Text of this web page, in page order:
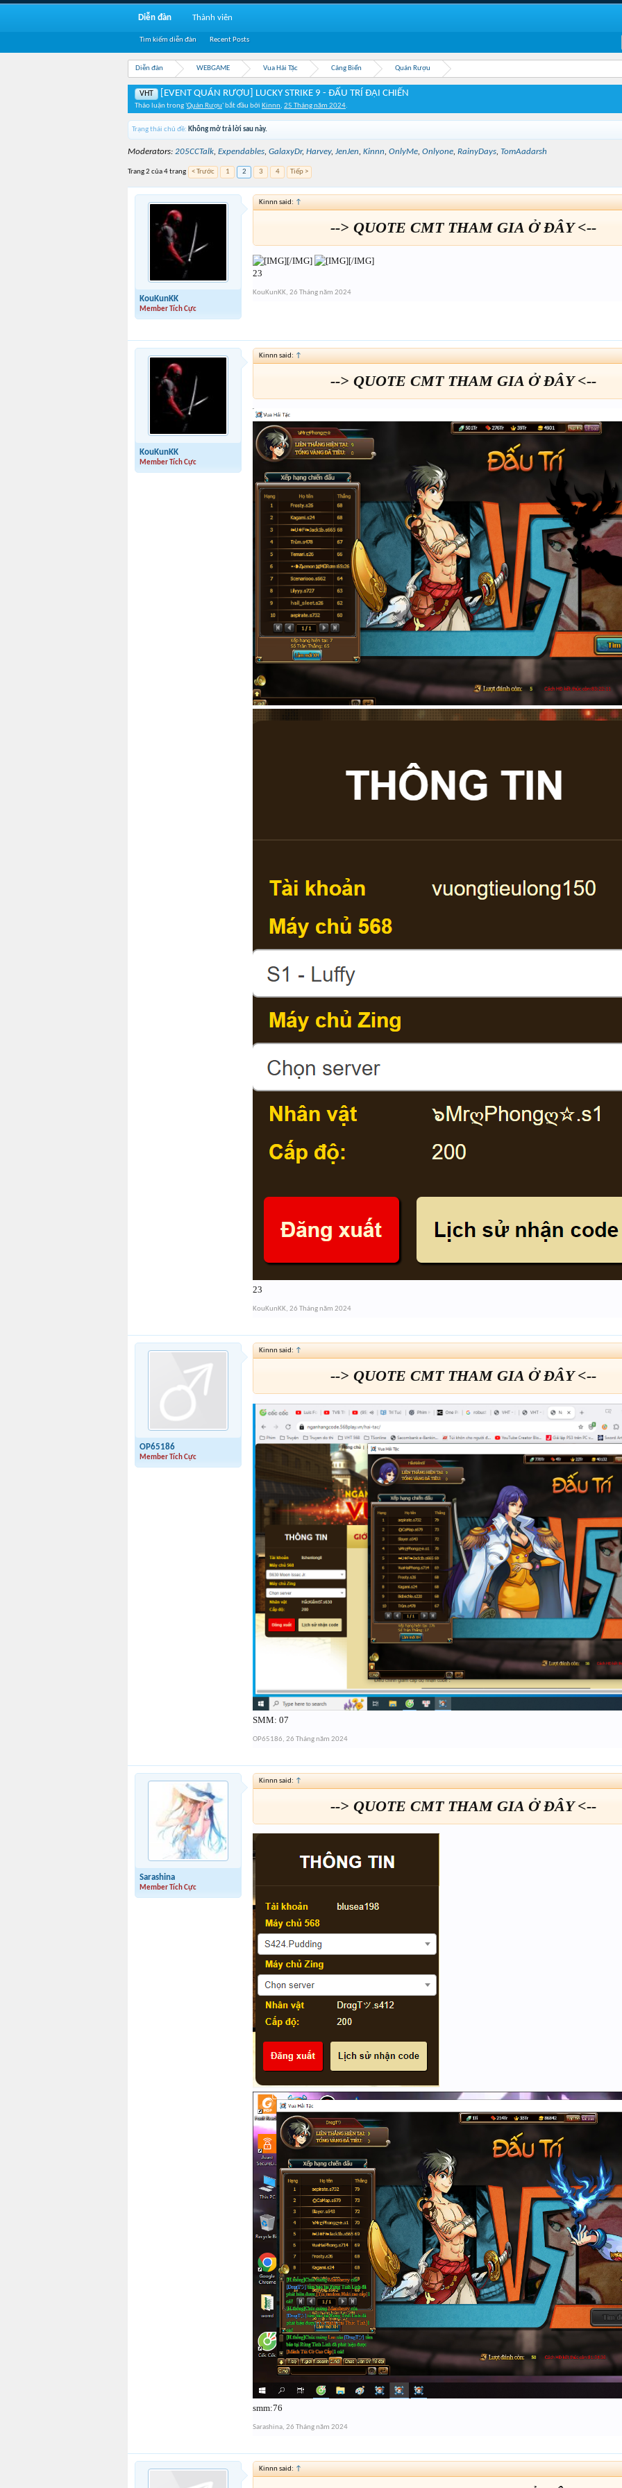
Diễn đàn WEBGAME Vua Hải Tặc Cảng Biển Quán Rượu
VHT [EVENT QUÁN RƯỢU] LUCKY STRIKE 9 - ĐẤU TRÍ ĐẠI CHIẾN
Thảo luận trong 'Quán Rượu' bắt đầu bởi Kinnn, 25 Tháng năm 2024.
Trạng thái chủ đề: Không mở trả lời sau này.
Moderators: 205CCTalk, Expendables, GalaxyDr, Harvey, JenJen, Kinnn, OnlyMe, Onlyone, RainyDays, TomAadarsh
Trang 2 của 4 trang < Trước 1 2 3 4 Tiếp >
KouKunKK
Member Tích Cực
Kinnn said: ↑
--> QUOTE CMT THAM GIA Ở ĐÂY <--
[/IMG]
[/IMG]
23
KouKunKK, 26 Tháng năm 2024
KouKunKK
Member Tích Cực
Kinnn said: ↑
--> QUOTE CMT THAM GIA Ở ĐÂY <--
23
KouKunKK, 26 Tháng năm 2024
OP65186
Member Tích Cực
Kinnn said: ↑
--> QUOTE CMT THAM GIA Ở ĐÂY <--
SMM: 07
OP65186, 26 Tháng năm 2024
Sarashina
Member Tích Cực
Kinnn said: ↑
--> QUOTE CMT THAM GIA Ở ĐÂY <--
smm:76
Sarashina, 26 Tháng năm 2024
Kinnn said: ↑
Diễn đàn
Tìm kiếm diễn đàn Recent Posts
Thành viên